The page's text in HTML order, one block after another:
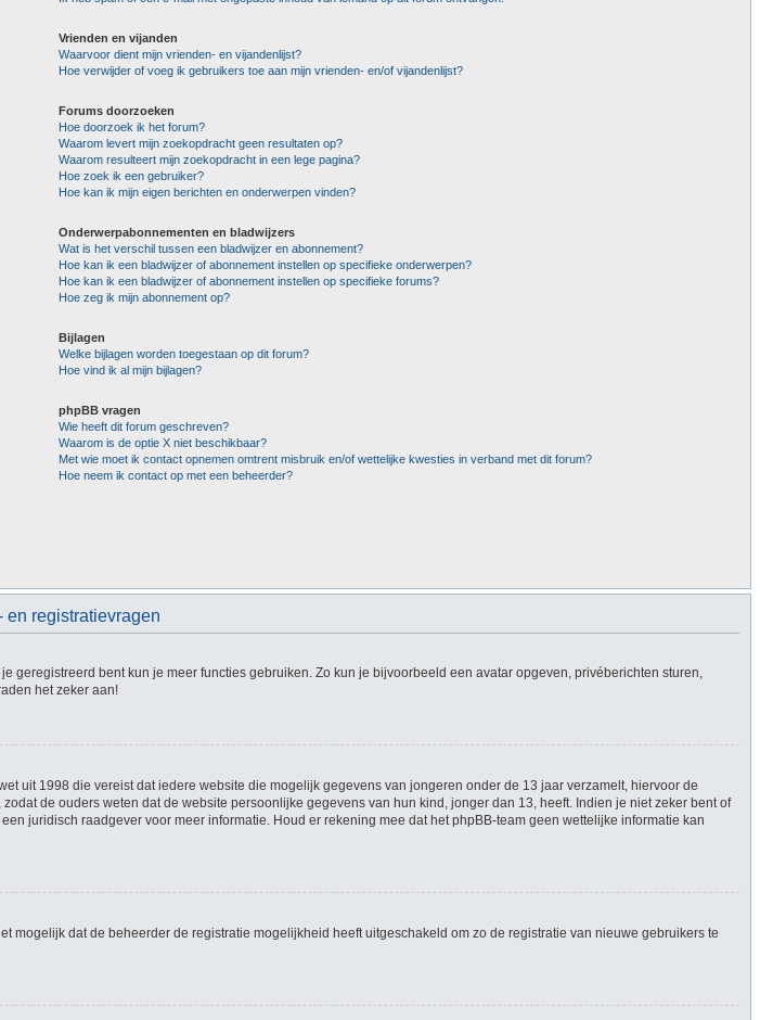
Vrienden en vijanden
Waarvoor dient mijn vrienden- en vijandenlijst?
Hoe verwijder of voeg ik gebruikers toe aan mijn vrienden- en/of vijandenlijst?
Forums doorzoeken
Hoe doorzoek ik het forum?
Waarom levert mijn zoekopdracht geen resultaten op?
Waarom resulteert mijn zoekopdracht in een lege pagina?
Hoe zoek ik een gebruiker?
Hoe kan ik mijn eigen berichten en onderwerpen vinden?
Onderwerpabonnementen en bladwijzers
Wat is het verschil tussen een bladwijzer en abonnement?
Hoe kan ik een bladwijzer of abonnement instellen op specifieke onderwerpen?
Hoe kan ik een bladwijzer of abonnement instellen op specifieke forums?
Hoe zeg ik mijn abonnement op?
Bijlagen
Welke bijlagen worden toegestaan op dit forum?
Hoe vind ik al mijn bijlagen?
phpBB vragen
Wie heeft dit forum geschreven?
Waarom is de optie X niet beschikbaar?
Met wie moet ik contact opnemen omtrent misbruik en/of wettelijke kwesties in verband met dit forum?
Hoe neem ik contact op met een beheerder?
en registratievragen
bent kun je meer functies gebruiken. Zo kun je bijvoorbeeld een avatar opgeven, privéberichten sturen,
het zeker aan!
uit 1998 die vereist dat iedere website die mogelijk gegevens van jongeren onder de 13 jaar verzamelt, hiervoor de
de ouders weten dat de website persoonlijke gegevens van hun kind, jonger dan 13, heeft. Indien je niet zeker bent of
juridisch raadgever voor meer informatie. Houd er rekening mee dat het phpBB-team geen wettelijke informatie kan
dat de beheerder de registratie mogelijkheid heeft uitgeschakeld om zo de registratie van nieuwe gebruikers te